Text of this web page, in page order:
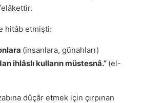
hitâb etmişti:
(insanlara, günahları)
ihlâslı kulların müstesnâ.” (el-
dûçâr etmek için çırpınan